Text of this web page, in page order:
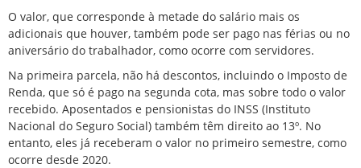
O valor, que corresponde à metade do salário mais os
adicionais que houver, também pode ser pago nas férias ou no
aniversário do trabalhador, como ocorre com servidores.
Na primeira parcela, não há descontos, incluindo o Imposto de
Renda, que só é pago na segunda cota, mas sobre todo o valor
recebido. Aposentados e pensionistas do INSS (Instituto
Nacional do Seguro Social) também têm direito ao 13º. No
entanto, eles já receberam o valor no primeiro semestre, como
ocorre desde 2020.